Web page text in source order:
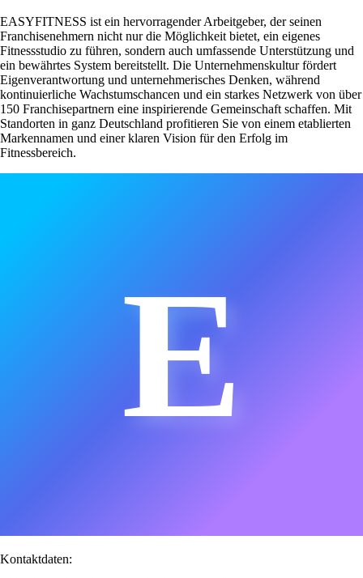
EASYFITNESS ist ein hervorragender Arbeitgeber, der seinen
Franchisenehmern nicht nur die Möglichkeit bietet, ein eigenes
Fitnessstudio zu führen, sondern auch umfassende Unterstützung und
ein bewährtes System bereitstellt. Die Unternehmenskultur fördert
Eigenverantwortung und unternehmerisches Denken, während
kontinuierliche Wachstumschancen und ein starkes Netzwerk von über
150 Franchisepartnern eine inspirierende Gemeinschaft schaffen. Mit
Standorten in ganz Deutschland profitieren Sie von einem etablierten
Markennamen und einer klaren Vision für den Erfolg im
Fitnessbereich.
E
Kontaktdaten: